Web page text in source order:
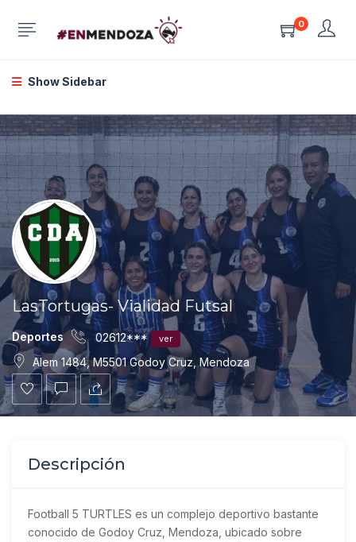
0
Show Sidebar
LasTortugas- Vialidad Futsal
Deportes 02612*** ver
Alem 1484, M5501 Godoy Cruz, Mendoza
Descripción
Football 5 TURTLES es un complejo deportivo bastante
conocido de Godoy Cruz, Mendoza, ubicado sobre